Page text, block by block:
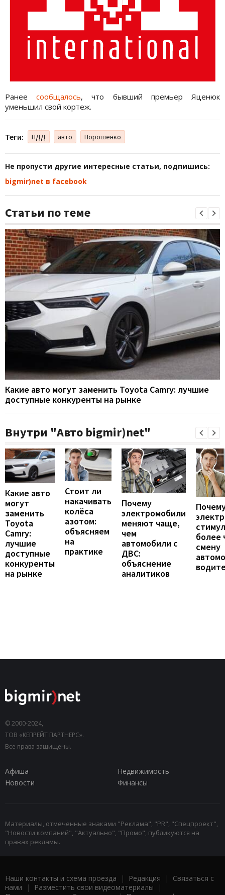
Ранеесообщалось, что бывший премьер Яценюк
уменьшил свой кортеж.
Теги: ПДД авто Порошенко
Не пропусти другие интересные статьи, подпишись:
bigmir)net в facebook
Статьи по теме
Какие авто могут заменить Toyota Camry: лучшие
доступные конкуренты на рынке
Внутри "Авто bigmir)net"
Какие авто
могут
заменить
Toyota
Camry:
лучшие
доступные
конкуренты
на рынке
Стоит ли
накачивать
колёса
азотом:
объясняем
на
практике
Почему
электромобили
меняют чаще,
чем
автомобили с
ДВС:
объяснение
аналитиков
более
смену
© 2000-2024,
ТОВ «КЕПРЕЙТ ПАРТНЕРС».
Все права защищены.
Афиша
Недвижимость
Новости
Финансы
Материалы, отмеченные знаками "Реклама", "PR", "Спецпроект",
"Новости компаний", "Актуально", "Промо", публикуются на
правах рекламы.
Наши контакты и схема проезда | Редакция | Связаться с
нами | Разместить свои видеоматериалы |